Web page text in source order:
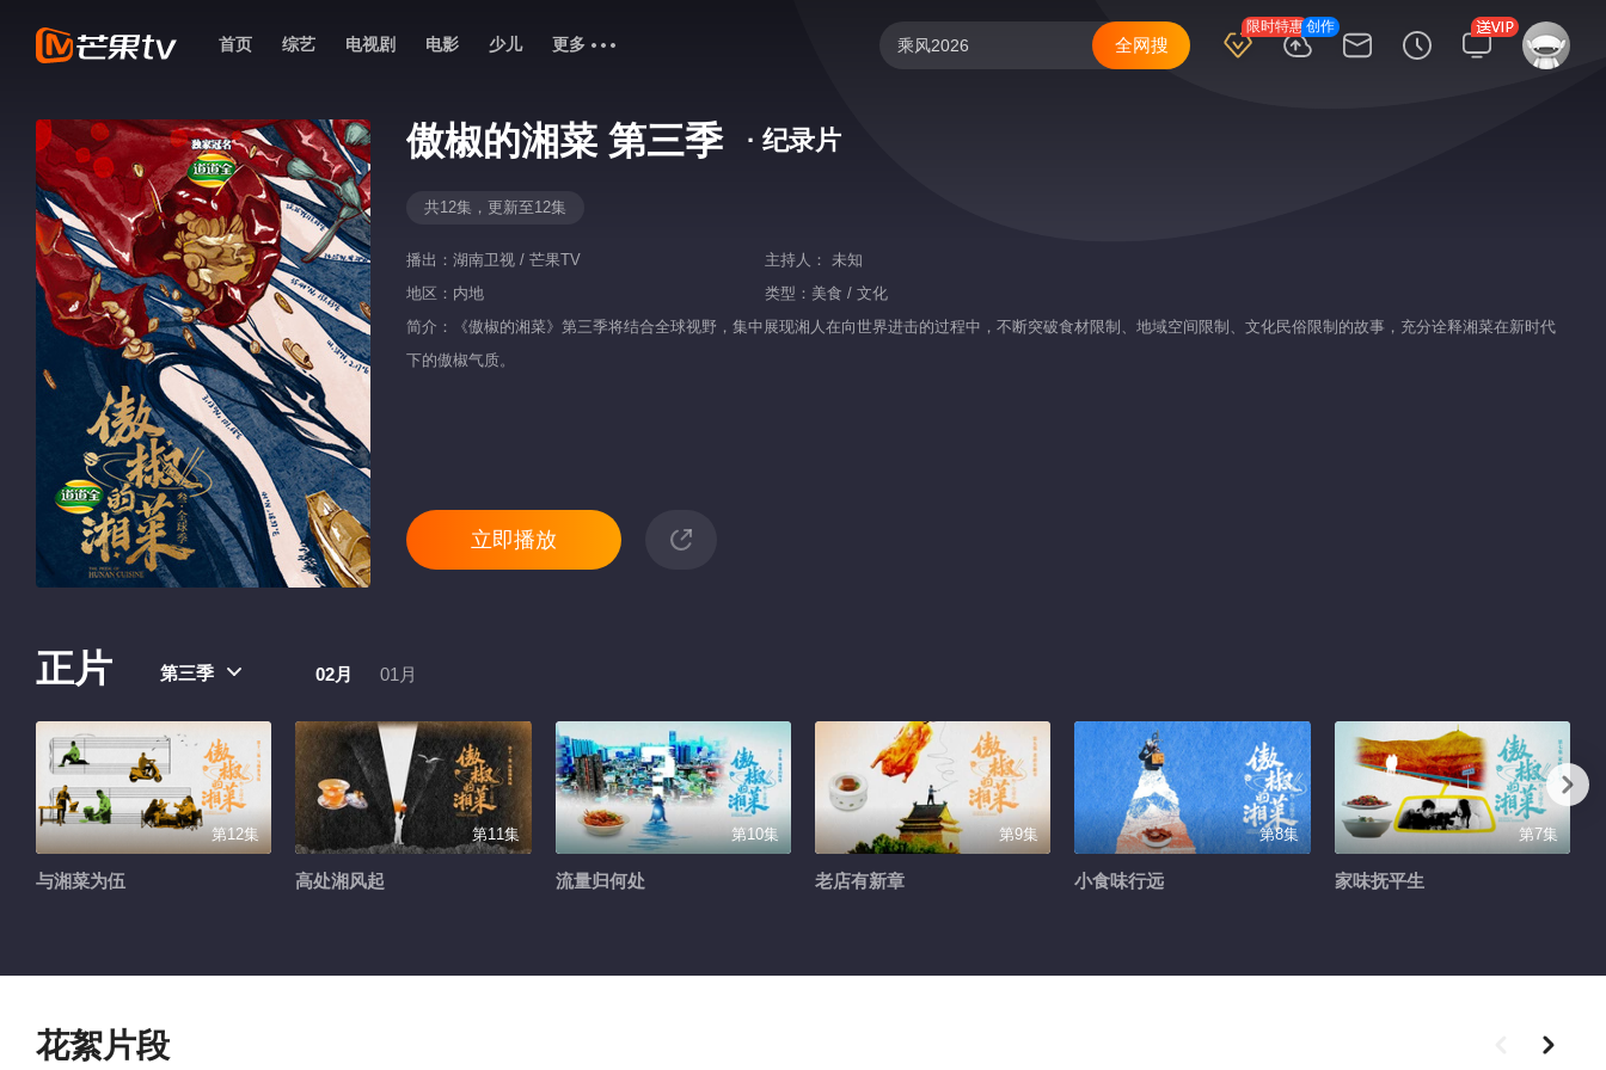
限时特惠创作
乘风2026
歌手2026
全网搜
首页 综艺 电视剧 电影 少儿 更多
傲椒的湘菜 第三季 · 纪录片
共12集，更新至12集
播出： 湖南卫视 / 芒果TV 主持人： 未知
地区： 内地 类型： 美食 / 文化
简介：《傲椒的湘菜》第三季将结合全球视野，集中展现湘人在向世界进击的过程中，不断突破食材限制、地域空间限制、文化民俗限制的故事，充分诠释湘菜在新时代
下的傲椒气质。
立即播放
正片 第三季 02月 01月
第12集
与湘菜为伍
第11集
高处湘风起
第10集
流量归何处
第9集
老店有新章
第8集
小食味行远
第7集
家味抚平生
花絮片段